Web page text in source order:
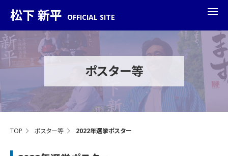
松下 新平 OFFICIAL SITE
ポスター等
TOP ポスター等 2022年選挙ポスター